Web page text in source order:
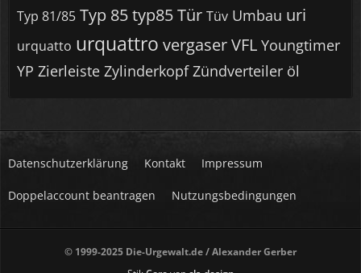
Typ 81/85 Typ 85typ85Tür Tüv Umbau uri
urquatto urquattro vergaserVFL Youngtimer
YP Zierleiste Zylinderkopf Zündverteiler öl
Datenschutzerklärung Kontakt Impressum
Doppelaccount beantragen Nutzungsbedingungen
© 1999-2025 Die-Urgewalt.de / Alexander Gerber